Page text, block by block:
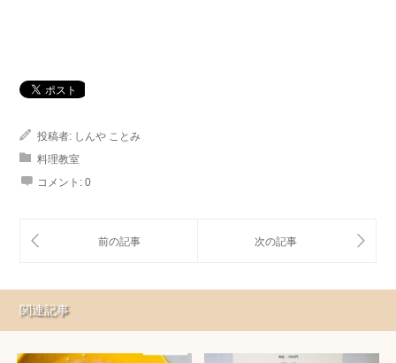
投稿者: しんや ことみ
料理教室
コメント: 0
関連記事